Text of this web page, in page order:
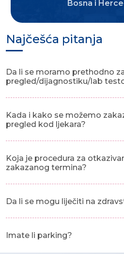
Bosna i
Najčešća pitanja
Da li se moramo prethodno
pregled/dijagnostiku/lab
Kada i kako se možemo
pregled kod ljekara?
Koja je procedura za
zakazanog termina?
Da li se mogu liječiti na
Imate li parking?